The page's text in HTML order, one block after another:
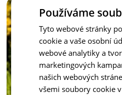
Vymývaný schod není jen
doplněk, který dotváří celkový
prostoru.
inspirace -
Používáme
Tyto webové stránky
cookie a vaše osobní
webové analytiky a
marketingových
našich webových
všemi soubory cookie